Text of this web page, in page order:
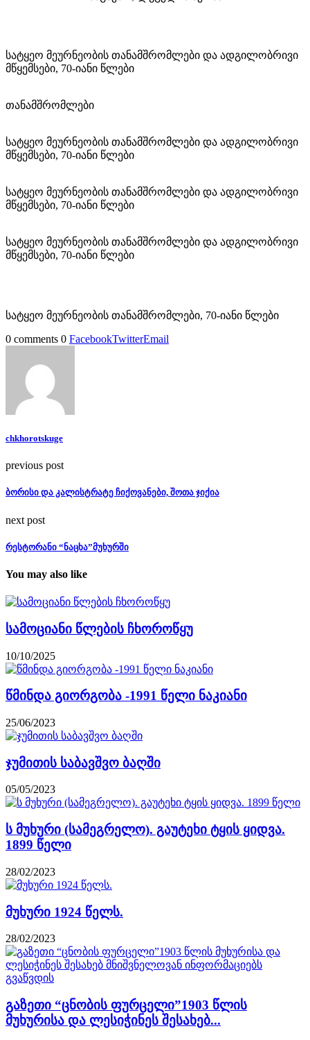
სატყეო მეურნეობის თანამშრომლები და ადგილობრივი
მწყემსები, 70-იანი წლები
თანამშრომლები
სატყეო მეურნეობის თანამშრომლები და ადგილობრივი
მწყემსები, 70-იანი წლები
სატყეო მეურნეობის თანამშრომლები და ადგილობრივი
მწყემსები, 70-იანი წლები
სატყეო მეურნეობის თანამშრომლები და ადგილობრივი
მწყემსები, 70-იანი წლები
სატყეო მეურნეობის თანამშრომლები, 70-იანი წლები
0 comments 0 FacebookTwitterEmail
chkhorotskuge
previous post
ბორისი და კალისტრატე ჩიქოვანები, შოთა ჯიქია
next post
რესტორანი “ნაცხა”მუხურში
You may also like
სამოციანი წლების ჩხოროწყუ
10/10/2025
წმინდა გიორგობა -1991 წელი ნაკიანი
25/06/2023
ჯუმითის საბავშვო ბაღში
05/05/2023
ს მუხური (სამეგრელო). გაუტეხი ტყის ყიდვა.
1899 წელი
28/02/2023
მუხური 1924 წელს.
28/02/2023
გაზეთი “ცნობის ფურცელი”1903 წლის
მუხურისა და ლესიჭინეს შესახებ...